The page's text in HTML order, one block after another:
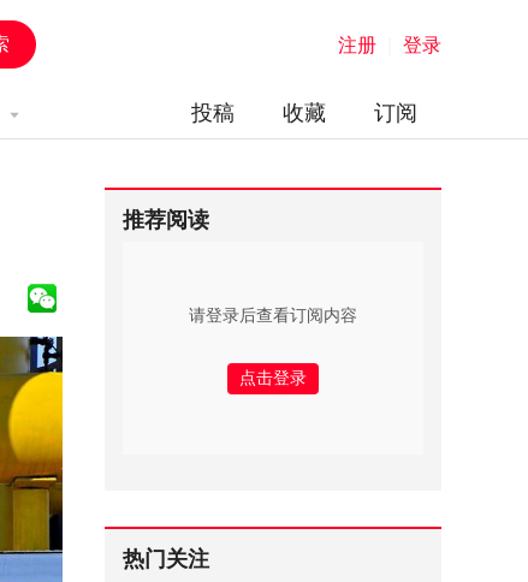
注册 登录
订阅
收藏
投稿
推荐阅读
请登录后查看订阅内容
热门关注